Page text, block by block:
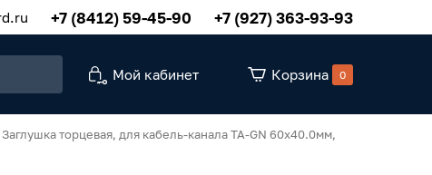
+7 (8412) 59-45-90 +7 (927) 363-93-93
Мой кабинет Корзина 0
торцевая, для кабель-канала TA-GN 60х40.0мм,